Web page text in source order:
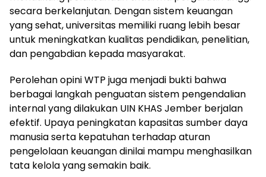
secara berkelanjutan. Dengan sistem keuangan
yang sehat, universitas memiliki ruang lebih besar
untuk meningkatkan kualitas pendidikan, penelitian,
dan pengabdian kepada masyarakat.
Perolehan opini WTP juga menjadi bukti bahwa
berbagai langkah penguatan sistem pengendalian
internal yang dilakukan UIN KHAS Jember berjalan
efektif. Upaya peningkatan kapasitas sumber daya
manusia serta kepatuhan terhadap aturan
pengelolaan keuangan dinilai mampu menghasilkan
tata kelola yang semakin baik.